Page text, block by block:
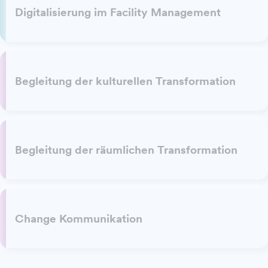
Digitalisierung im Facility Management
Begleitung der kulturellen Transformation
Begleitung der räumlichen Transformation
Change Kommunikation